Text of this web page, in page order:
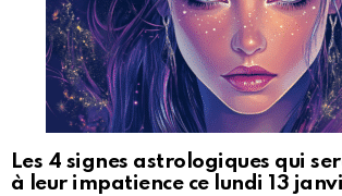
Les 4 signes astrologiques qui
à leur impatience ce lundi 13